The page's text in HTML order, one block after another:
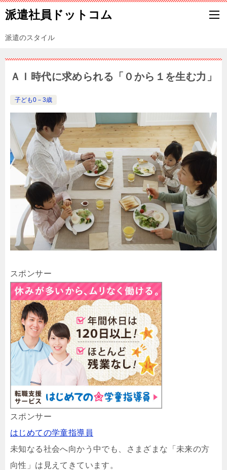
派遣社員ドットコム
派遣のスタイル
ＡＩ時代に求められる「０から１を生む力」
子ども0－3歳
スポンサー
スポンサー
はじめての学童指導員
未知なる社会へ向かう中でも、さまざまな「未来の方
向性」は見えてきています。